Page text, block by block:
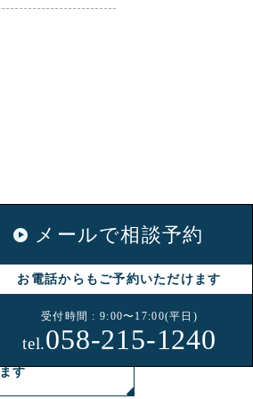
メールで相談予約
お電話からもご予約いただけます
受付時間 : 9:00〜17:00(平日)
tel.058-215-1240
す